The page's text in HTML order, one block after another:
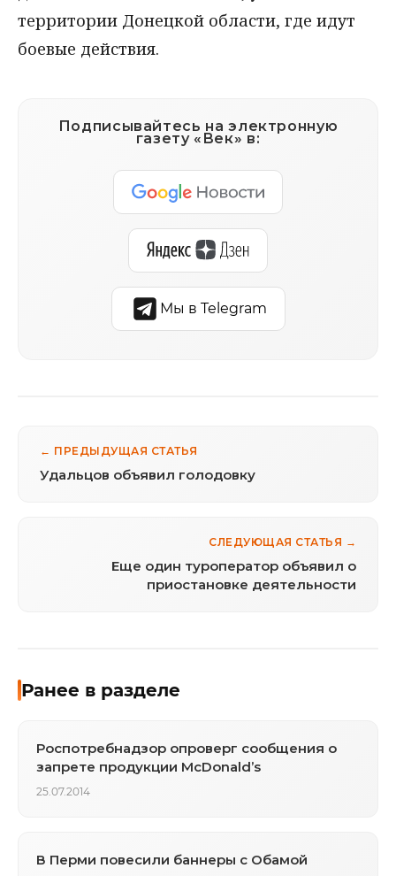
территории Донецкой области, где идут
боевые действия.
Подписывайтесь на электронную
газету «Век» в:
Мы в Telegram
← ПРЕДЫДУЩАЯ СТАТЬЯ
Удальцов объявил голодовку
СЛЕДУЮЩАЯ СТАТЬЯ →
Еще один туроператор объявил о
приостановке деятельности
Ранее в разделе
Роспотребнадзор опроверг сообщения о
запрете продукции McDonald’s
25.07.2014
В Перми повесили баннеры с Обамой